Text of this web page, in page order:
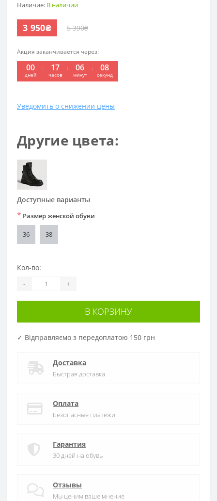
Наличие: В наличии
3 950₴ 5 390₴
Акция заканчивается через:
00
дней
17
часов
06
минут
07
секунд
Уведомить о снижении цены
Другие цвета:
Доступные варианты
* Размер женской обуви
36 38
Кол-во:
- +
В КОРЗИНУ
✓ Відправляємо з передоплатою 150 грн
Доставка
Быстрая доставка
Оплата
Безопасные платежи
Гарантия
30 дней на обувь
Отзывы
Мы ценим ваше мнение